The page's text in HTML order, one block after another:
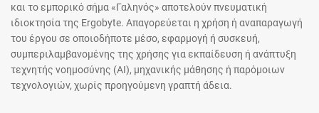
και το εμπορικό σήμα «Γαληνός» αποτελούν πνευματική
ιδιοκτησία της Ergobyte. Απαγορεύεται η χρήση ή αναπαραγωγή
του έργου σε οποιοδήποτε μέσο, εφαρμογή ή συσκευή,
συμπεριλαμβανομένης της χρήσης για εκπαίδευση ή ανάπτυξη
τεχνητής νοημοσύνης (AI), μηχανικής μάθησης ή παρόμοιων
τεχνολογιών, χωρίς προηγούμενη γραπτή άδεια.